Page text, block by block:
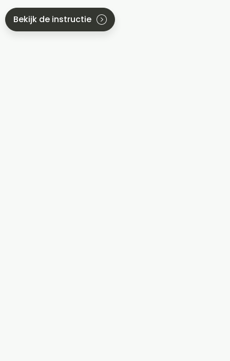
Bekijk de instructie